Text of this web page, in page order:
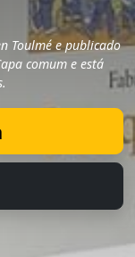
Toulmé e publicado
comum e está